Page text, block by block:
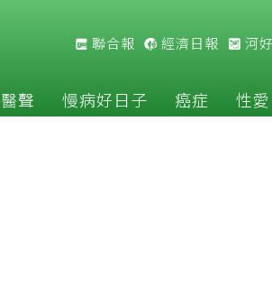
聯合報 經濟日報 河
醫聲 慢病好日子 癌症 性愛